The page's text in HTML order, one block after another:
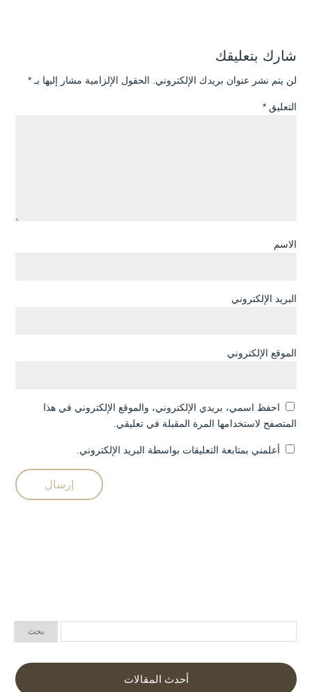
شارك بتعليقك
لن يتم نشر عنوان بريدك الإلكتروني. الحقول الإلزامية مشار إليها بـ *
التعليق *
الاسم
البريد الإلكتروني
الموقع الإلكتروني
احفظ اسمي، بريدي الإلكتروني، والموقع الإلكتروني في هذا
المتصفح لاستخدامها المرة المقبلة في تعليقي.
أعلمني بمتابعة التعليقات بواسطة البريد الإلكتروني.
أحدث المقالات